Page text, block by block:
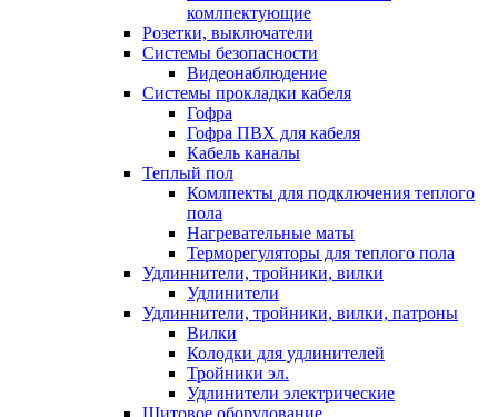
комлпектующие
Розетки, выключатели
Системы безопасности
Видеонаблюдение
Системы прокладки кабеля
Гофра
Гофра ПВХ для кабеля
Кабель каналы
Теплый пол
Комлпекты для подключения теплого
пола
Нагревательные маты
Терморегуляторы для теплого пола
Удлиннители, тройники, вилки
Удлинители
Удлиннители, тройники, вилки, патроны
Вилки
Колодки для удлинителей
Тройники эл.
Удлинители электрические
Щитовое оборудование